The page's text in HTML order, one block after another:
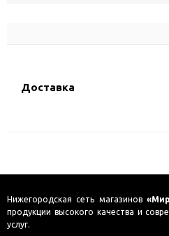
Доставка
Нижегородская сеть магазинов
продукции высокого качества и
услуг.